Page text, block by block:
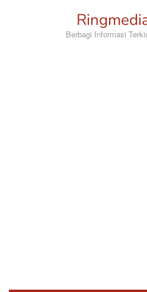
Berbagi Informasi